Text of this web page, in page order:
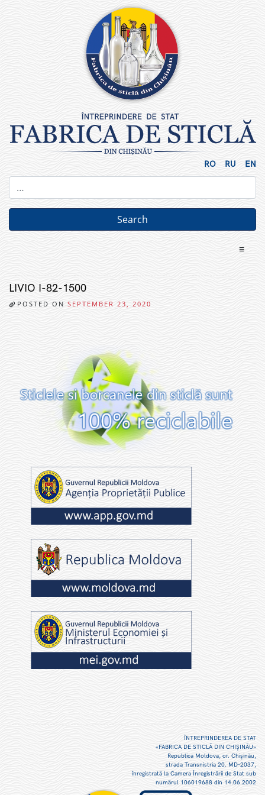
RO RU EN
≡
LIVIO I-82-1500
POSTED ON SEPTEMBER 23, 2020
ÎNTREPRINDEREA DE STAT
«FABRICA DE STICLĂ DIN CHIŞINĂU»
Republica Moldova, or. Chişinău,
strada Transnistria 20. MD-2037,
înregistrată la Camera Înregistrării de Stat sub
numărul 106019688 din 14.06.2002